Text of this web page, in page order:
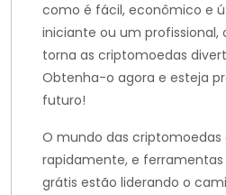
como é fácil, econômico e
iniciante ou um profissional,
torna as criptomoedas
Obtenha-o agora e esteja
futuro!
O mundo das criptomoedas
rapidamente, e
grátis estão liderando o